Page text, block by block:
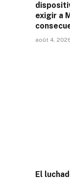
exigir a
août 4,
El